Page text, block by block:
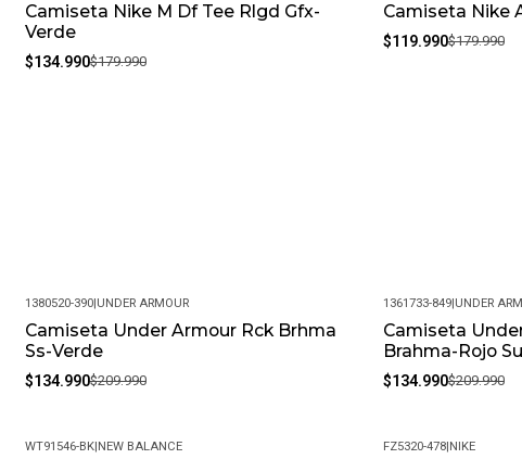
-25%
Camiseta Nike M Df Tee Rlgd Gfx-
Verde
$134.990$179.990
-33%
Camiseta Nike
$119.990$179.990
-36%
1380520-390|UNDER ARMOUR
Camiseta Under Armour Rck Brhma
Ss-Verde
$134.990$209.990
-36%
1361733-849|UNDER
Camiseta
Brahma-Rojo
$134.990$209.990
WT91546-BK|NEW BALANCE FZ5320-478|NIKE